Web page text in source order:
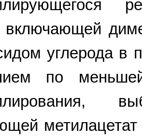
включающей
углерода в
по
метилацетат